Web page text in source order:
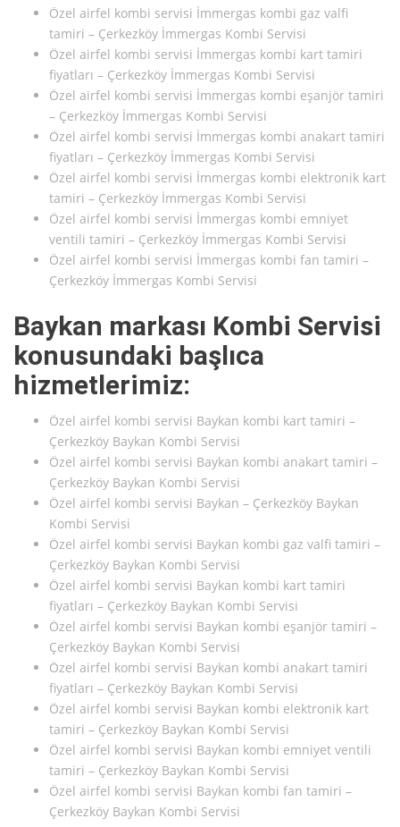
Özel airfel kombi servisi İmmergas kombi gaz valfi
tamiri – Çerkezköy İmmergas Kombi Servisi
Özel airfel kombi servisi İmmergas kombi kart tamiri
fiyatları – Çerkezköy İmmergas Kombi Servisi
Özel airfel kombi servisi İmmergas kombi eşanjör tamiri
– Çerkezköy İmmergas Kombi Servisi
Özel airfel kombi servisi İmmergas kombi anakart tamiri
fiyatları – Çerkezköy İmmergas Kombi Servisi
Özel airfel kombi servisi İmmergas kombi elektronik kart
tamiri – Çerkezköy İmmergas Kombi Servisi
Özel airfel kombi servisi İmmergas kombi emniyet
ventili tamiri – Çerkezköy İmmergas Kombi Servisi
Özel airfel kombi servisi İmmergas kombi fan tamiri –
Çerkezköy İmmergas Kombi Servisi
Baykan markası Kombi Servisi
konusundaki başlıca
hizmetlerimiz:
Özel airfel kombi servisi Baykan kombi kart tamiri –
Çerkezköy Baykan Kombi Servisi
Özel airfel kombi servisi Baykan kombi anakart tamiri –
Çerkezköy Baykan Kombi Servisi
Özel airfel kombi servisi Baykan – Çerkezköy Baykan
Kombi Servisi
Özel airfel kombi servisi Baykan kombi gaz valfi tamiri –
Çerkezköy Baykan Kombi Servisi
Özel airfel kombi servisi Baykan kombi kart tamiri
fiyatları – Çerkezköy Baykan Kombi Servisi
Özel airfel kombi servisi Baykan kombi eşanjör tamiri –
Çerkezköy Baykan Kombi Servisi
Özel airfel kombi servisi Baykan kombi anakart tamiri
fiyatları – Çerkezköy Baykan Kombi Servisi
Özel airfel kombi servisi Baykan kombi elektronik kart
tamiri – Çerkezköy Baykan Kombi Servisi
Özel airfel kombi servisi Baykan kombi emniyet ventili
tamiri – Çerkezköy Baykan Kombi Servisi
Özel airfel kombi servisi Baykan kombi fan tamiri –
Çerkezköy Baykan Kombi Servisi